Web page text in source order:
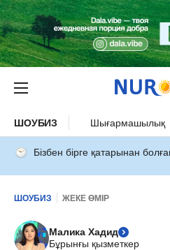
ШОУБИЗ Шығармашылық
Бізбен бірге қатарынан
ШОУБИЗ ЖЕКЕ ӨМІР
Малика Хадид
Бұрынғы қызметкер